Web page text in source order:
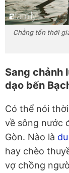
Chẳng tốn thời
Sang chảnh
dạo bến
Có thể nói
về sông nước
Gòn. Nào là
hay chèo
vợ chồng